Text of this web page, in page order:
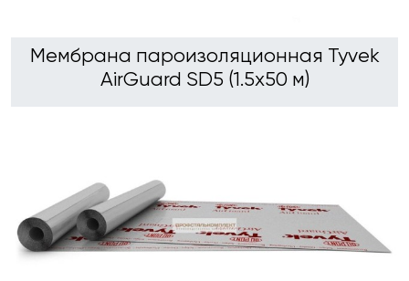
Мембрана пароизоляционная Tyvek
AirGuard SD5 (1.5х50 м)